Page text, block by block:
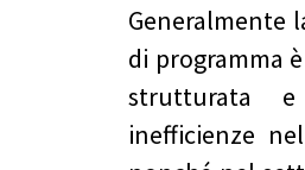
Generalmente
di programma
strutturata
inefficienze